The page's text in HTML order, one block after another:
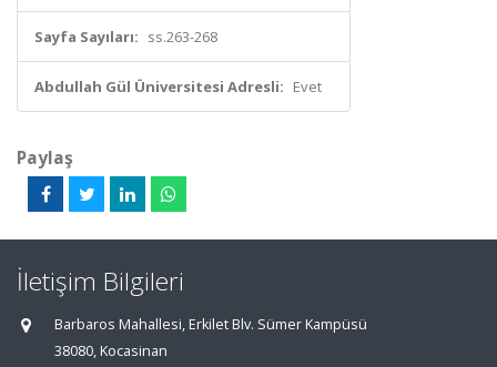
Sayfa Sayıları: ss.263-268
Abdullah Gül Üniversitesi Adresli: Evet
Paylaş
İletişim Bilgileri
Barbaros Mahallesi, Erkilet Blv. Sümer Kampüsü
38080, Kocasinan